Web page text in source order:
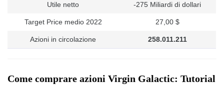
Utile netto -275 Miliardi di dollari
Target Price medio 2022 27,00 $
Azioni in circolazione 258.011.211
Come comprare azioni Virgin Galactic: Tutorial